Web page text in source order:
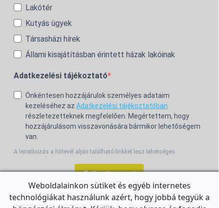
Lakótér
Kutyás ügyek
Társasházi hírek
Állami kisajátításban érintett házak lakóinak
Adatkezelési tájékoztató
Önkéntesen hozzájárulok személyes adataim
kezeléséhez az Adatkezelési tájékoztatóban
részletezetteknek megfelelően. Megértettem, hogy
hozzájárulásom visszavonására bármikor lehetőségem
van.
A leiratkozás a hírlevél alján található linkkel lesz lehetséges.
Feliratkozom!
Weboldalainkon sütiket és egyéb internetes
technológiákat használunk azért, hogy jobbá tegyük a